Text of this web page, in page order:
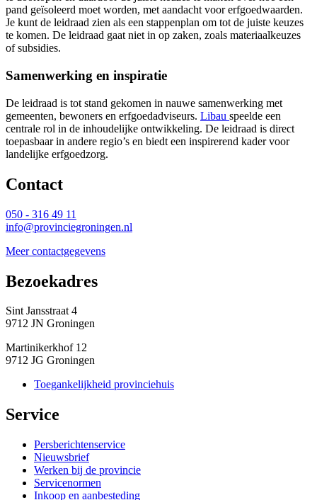
pand geïsoleerd moet worden, met aandacht voor erfgoedwaarden.
Je kunt de leidraad zien als een stappenplan om tot de juiste keuzes
te komen. De leidraad gaat niet in op zaken, zoals materiaalkeuzes
of subsidies.
Samenwerking en inspiratie
De leidraad is tot stand gekomen in nauwe samenwerking met
gemeenten, bewoners en erfgoedadviseurs. Libau speelde een
centrale rol in de inhoudelijke ontwikkeling. De leidraad is direct
toepasbaar in andere regio’s en biedt een inspirerend kader voor
landelijke erfgoedzorg.
Contact
050 - 316 49 11
info@provinciegroningen.nl
Meer contactgegevens
Bezoekadres
Sint Jansstraat 4
9712 JN Groningen
Martinikerkhof 12
9712 JG Groningen
Toegankelijkheid provinciehuis
Service
Persberichtenservice
Nieuwsbrief
Werken bij de provincie
Servicenormen
Inkoop en aanbesteding